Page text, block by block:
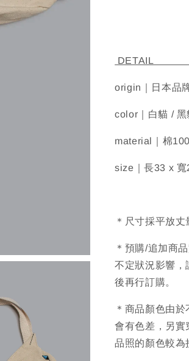
origin｜日本品
color｜白貓 / 黑
material｜棉
size｜長33 x
＊尺寸採平放
＊預購/追加商
不定狀況影響，
後再行訂購。
＊商品顏色由
會有色差，另實
品照的顏色較為